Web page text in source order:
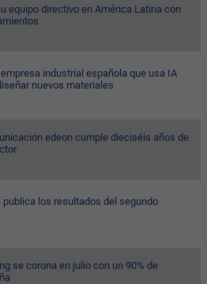
equipo directivo en América Latina con
industrial española que usa IA
nuevos materiales
edeon cumple dieciséis años de
los resultados del segundo
se corona en julio con un 90% de